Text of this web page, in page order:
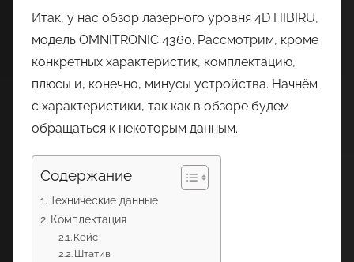
Итак, у нас обзор лазерного уровня 4D HIBIRU,
модель OMNITRONIC 4360. Рассмотрим, кроме
конкретных характеристик, комплектацию,
плюсы и, конечно, минусы устройства. Начнём
с характеристики, так как в обзоре будем
обращаться к некоторым данным.
Содержание
Технические данные
Комплектация
Кейс
Штатив